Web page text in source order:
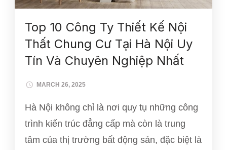
Top 10 Công Ty Thiết Kế Nội
Thất Chung Cư Tại Hà Nội Uy
Tín Và Chuyên Nghiệp Nhất
MARCH 26, 2025
Hà Nội không chỉ là nơi quy tụ những công
trình kiến trúc đẳng cấp mà còn là trung
tâm của thị trường bất động sản, đặc biệt là